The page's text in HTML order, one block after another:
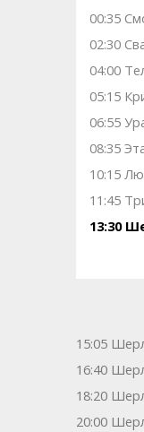
00:35
02:30
04:00
05:15
06:55
08:35
10:15
11:45
13:30
15:05
16:40
18:20
20:00